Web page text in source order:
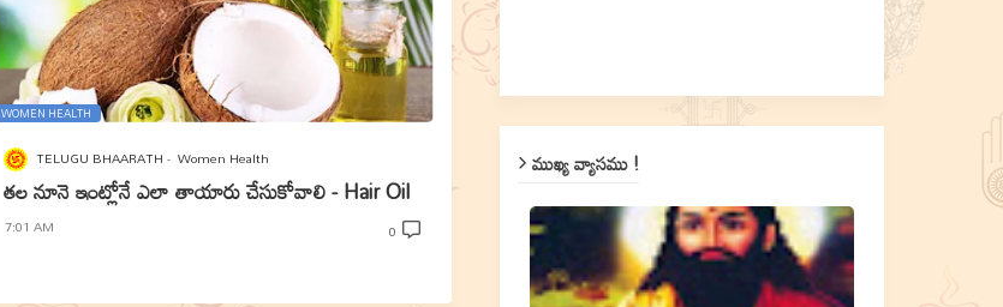
WOMEN HEALTH
TELUGU BHAARATH Women Health
తల నూనె ఇంట్లోనే ఎలా తాయారు చేసుకోవాలి - Hair Oil
7:01 AM 0
ముఖ్య వ్యాసము !